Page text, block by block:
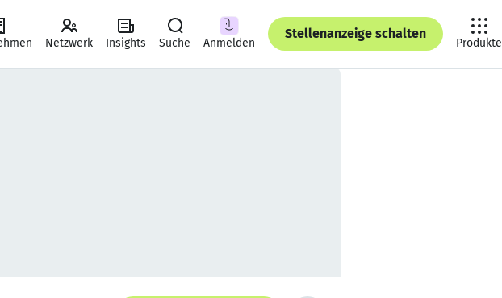
Netzwerk Insights Suche Anmelden
Stellenanzeige schalten
Produkte